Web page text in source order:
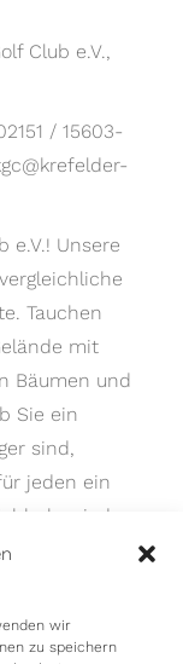
wir
zu speichern
Club e.V.,
/ 15603-
e.V.! Unsere
Tauchen
mit
Bäumen und
Sie ein
sind,
jeden ein
jeder